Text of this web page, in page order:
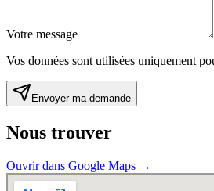
Votre message
Vos données sont utilisées uniquement
Envoyer ma demande
Nous trouver
Ouvrir dans Google Maps →